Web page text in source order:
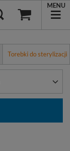
MENU
Torebki do sterylizacji